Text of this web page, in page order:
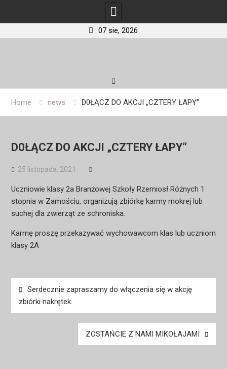
07 sie, 2026
Home news D0ŁĄCZ DO AKCJI „CZTERY ŁAPY”
D0ŁĄCZ DO AKCJI „CZTERY ŁAPY”
25 listopada, 2021
Uczniowie klasy 2a Branżowej Szkoły Rzemiosł Różnych 1
stopnia w Zamościu, organizują zbiórkę karmy mokrej lub
suchej dla zwierząt ze schroniska.
Karmę proszę przekazywać wychowawcom klas lub uczniom
klasy 2A
Nawigacja
wpisu
Serdecznie zapraszamy do włączenia się w akcję
zbiórki nakrętek.
ZOSTAŃCIE Z NAMI MIKOŁAJAMI